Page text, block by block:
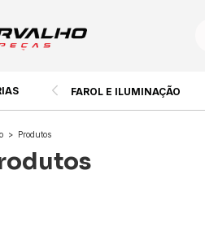
FAROL E ILUMINAÇÃO
> Produtos